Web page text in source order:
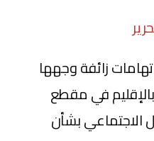
زائفة وجهها
في مقطع
الاجتماعي بشأن